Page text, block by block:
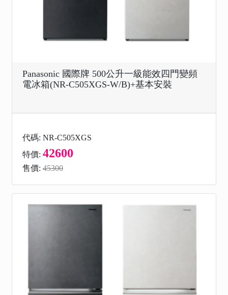
Panasonic 國際牌 500公升一級能效四門變頻
電冰箱(NR-C505XGS-W/B)+基本安裝
代碼: NR-C505XGS
特價: 42600
售價: 45300